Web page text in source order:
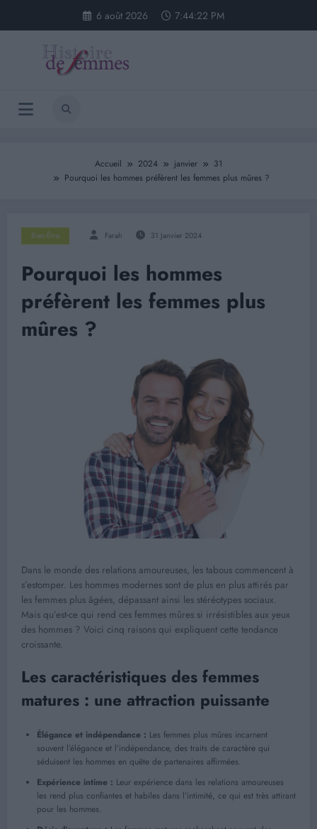
contenu
6 août 2026 7:44:23 PM
Accueil 2024 janvier
31
Pourquoi les hommes préfèrent les femmes plus mûres ?
Bien-Être Farah 31 Janvier 2024
Pourquoi les hommes
préfèrent les femmes plus
mûres ?
Dans le monde des relations amoureuses, les tabous commencent à
s’estomper. Les hommes modernes sont de plus en plus attirés par
les femmes plus âgées, dépassant ainsi les stéréotypes sociaux.
Mais qu’est-ce qui rend ces femmes mûres si irrésistibles aux yeux
des hommes ? Voici cinq raisons qui expliquent cette tendance
croissante.
Les caractéristiques des femmes
matures : une attraction puissante
Élégance et indépendance : Les femmes plus mûres incarnent
souvent l’élégance et l’indépendance, des traits de caractère qui
séduisent les hommes en quête de partenaires affirmées.
Expérience intime : Leur expérience dans les relations amoureuses
les rend plus confiantes et habiles dans l’intimité, ce qui est très attirant
pour les hommes.